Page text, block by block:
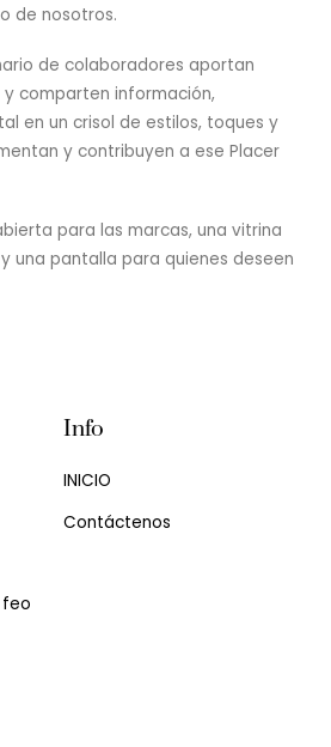
de nosotros.
de colaboradores aportan
comparten información,
en un crisol de estilos, toques y
y contribuyen a ese Placer
para las marcas, una vitrina
una pantalla para quienes deseen
feo
Info
INICIO
Contáctenos